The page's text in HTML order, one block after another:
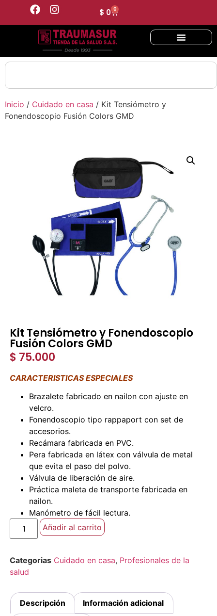
$ 0 0
Inicio / Cuidado en casa / Kit Tensiómetro y
Fonendoscopio Fusión Colors GMD
Kit Tensiómetro y Fonendoscopio
Fusión Colors GMD
$ 75.000
CARACTERISTICAS ESPECIALES
Brazalete fabricado en nailon con ajuste en
velcro.
Fonendoscopio tipo rappaport con set de
accesorios.
Recámara fabricada en PVC.
Pera fabricada en látex con válvula de metal
que evita el paso del polvo.
Válvula de liberación de aire.
Práctica maleta de transporte fabricada en
nailon.
Manómetro de fácil lectura.
Añadir al carrito
Categorias Cuidado en casa, Profesionales de la
salud
Descripción Información adicional